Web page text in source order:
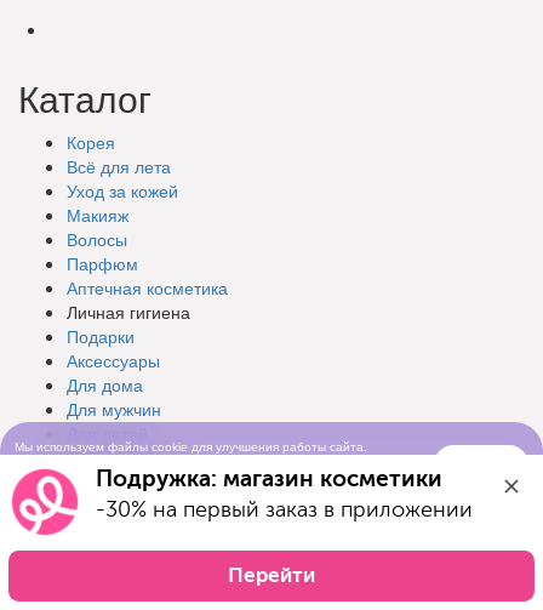
Каталог
Корея
Всё для лета
Уход за кожей
Макияж
Волосы
Парфюм
Аптечная косметика
Личная гигиена
Подарки
Аксессуары
Для дома
Для мужчин
Для животных
Товары для взрослых
Мерч Подружка
Бренды
Разделы
Мы используем файлы cookie для улучшения работы сайта.
использования cookie-файловПодружка: магазин косметики
-30% на первый заказ в приложении
Перейти